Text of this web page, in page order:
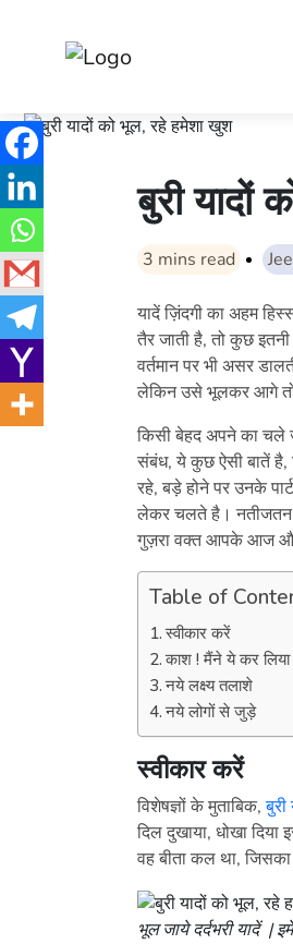
बुरी
3 mins read
यादें ज़िंदगी का अहम
तैर जाती है, तो कुछ
वर्तमान पर भी असर
लेकिन उसे भूलकर आगे
किसी बेहद अपने का चले
संबंध, ये कुछ ऐसी बातें है,
रहे, बड़े होने पर उनके
लेकर चलते है। नतीजतन,
गुज़रा वक्त आपके आज और
Table of
स्वीकार करें
काश ! मैंने ये कर लिया
नये लक्ष्य तलाशे
नये लोगों से जुड़े
स्वीकार करें
विशेषज्ञों के मुताबिक,बुरी
दिल दुखाया, धोखा
वह बीता कल था,
भूल जाये दर्दभरी यादें |